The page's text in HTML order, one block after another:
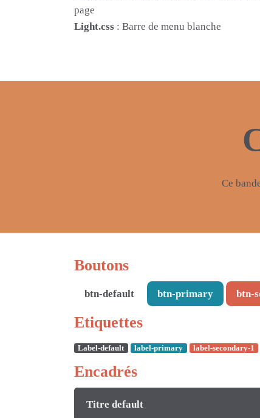
page
Light.css : Barre de menu blanche
Ce
Boutons
btn-default btn-primary btn-
Etiquettes
Label-default label-primary label-secondary-1
Encadrés
Titre default